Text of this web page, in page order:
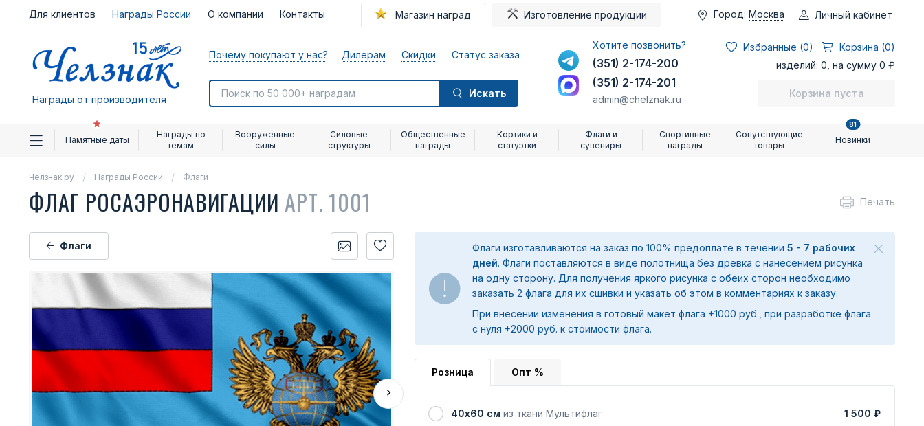
Для клиентов Награды России О компании Контакты Магазин наград Изготовление продукции Город: Москва Личный кабинет
Награды от производителя
Почему покупают у нас? Дилерам Скидки Статус заказа
Искать
Хотите позвонить?
(351) 2-174-200
(351) 2-174-201
admin@chelznak.ru
Избранные (0)
Корзина (0)
изделий: 0, на сумму 0 ₽
Корзина пуста
Памятные даты
Награды по
темам
Вооруженные
силы
Силовые
структуры
Общественные
награды
Кортики и
статуэтки
Флаги и
сувениры
Спортивные
награды
Сопутствующие
товары
Новинки
81
Челзнак.ру Награды России Флаги
ФЛАГ РОСАЭРОНАВИГАЦИИ АРТ. 1001 Печать
Флаги Флаги изготавливаются на заказ по 100% предоплате в течении 5 - 7 рабочих
дней. Флаги поставляются в виде полотнища без древка с нанесением рисунка
на одну сторону. Для получения яркого рисунка с обеих сторон необходимо
заказать 2 флага для их сшивки и указать об этом в комментариях к заказу.
При внесении изменения в готовый макет флага +1000 руб., при разработке флага
с нуля +2000 руб. к стоимости флага.
Розница Опт %
40х60 см из ткани Мультифлаг 1 500 ₽